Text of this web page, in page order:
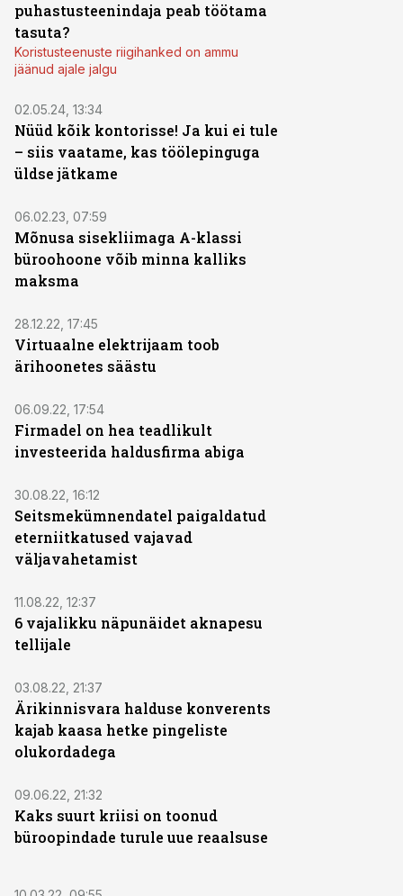
puhastusteenindaja peab töötama
tasuta?
Koristusteenuste riigihanked on ammu
jäänud ajale jalgu
02.05.24, 13:34
Nüüd kõik kontorisse! Ja kui ei tule
– siis vaatame, kas töölepinguga
üldse jätkame
06.02.23, 07:59
Mõnusa sisekliimaga A-klassi
büroohoone võib minna kalliks
maksma
28.12.22, 17:45
Virtuaalne elektrijaam toob
ärihoonetes säästu
06.09.22, 17:54
Firmadel on hea teadlikult
investeerida haldusfirma abiga
30.08.22, 16:12
Seitsmekümnendatel paigaldatud
eterniitkatused vajavad
väljavahetamist
11.08.22, 12:37
6 vajalikku näpunäidet aknapesu
tellijale
03.08.22, 21:37
Ärikinnisvara halduse konverents
kajab kaasa hetke pingeliste
olukordadega
09.06.22, 21:32
Kaks suurt kriisi on toonud
büroopindade turule uue reaalsuse